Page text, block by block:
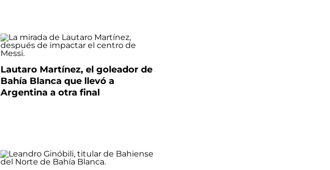
Lautaro Martínez, el goleador de
Bahía Blanca que llevó a
Argentina a otra final